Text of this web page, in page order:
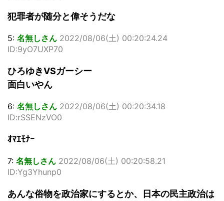
犯罪者が随分と偉そうだな
5: 名無しさん 2022/08/06(土) 00:20:24.24
ID:9yO7UXP70
ひろゆきVSガーシー
面白いやん
6: 名無しさん 2022/08/06(土) 00:20:34.18
ID:rSSENzVO0
ｵﾏｴﾓﾅｰ
7: 名無しさん 2022/08/06(土) 00:20:58.21
ID:Yg3Yhunp0
あんな俗物を政治家にするとか、日本の民主政治は